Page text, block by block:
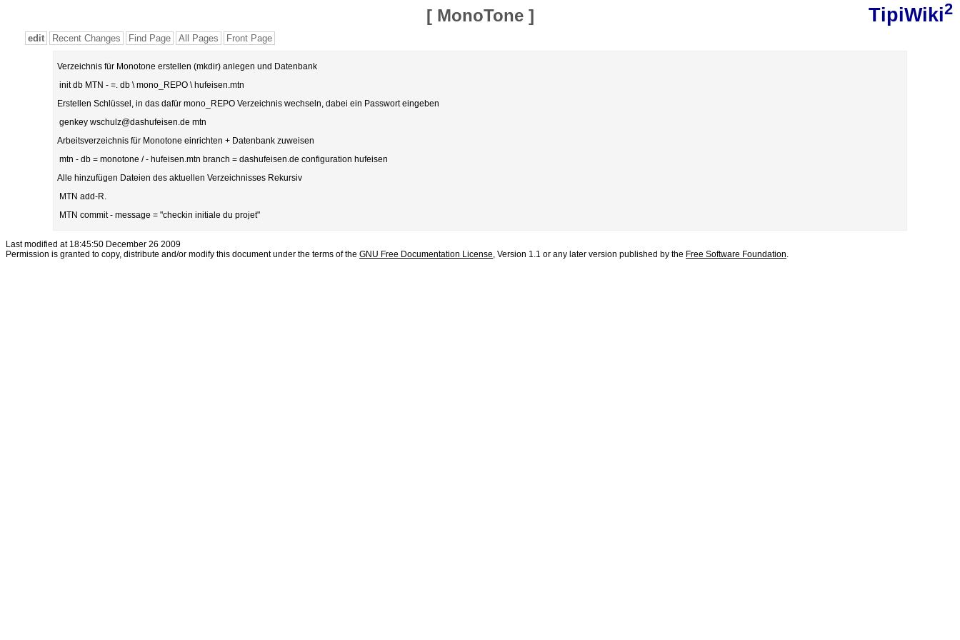
TipiWiki2
[ MonoTone]
edit Recent Changes Find Page All Pages Front Page
Verzeichnis für Monotone erstellen (mkdir) anlegen und Datenbank
init db MTN - =. db \ mono_REPO \ hufeisen.mtn
Erstellen Schlüssel, in das dafür mono_REPO Verzeichnis wechseln, dabei ein Passwort eingeben
genkey wschulz@dashufeisen.de mtn
Arbeitsverzeichnis für Monotone einrichten + Datenbank zuweisen
mtn - db = monotone / - hufeisen.mtn branch = dashufeisen.de configuration hufeisen
Alle hinzufügen Dateien des aktuellen Verzeichnisses Rekursiv
MTN add-R.
MTN commit - message = "checkin initiale du projet"
Last modified at 18:45:50 December 26 2009
Permission is granted to copy, distribute and/or modify this document under the terms of the GNU Free Documentation License, Version 1.1 or any later version published by the Free Software Foundation.